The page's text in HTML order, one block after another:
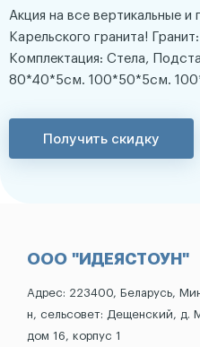
Акция на все вертикальные и
Карельского гранита!
Комплектация: Стела,
80*40*5см. 100*50*5см.
Получить скидку
ООО "ИДЕЯСТОУН"
Адрес: 223400, Беларусь,
н, сельсовет: Дещенский, д.
дом 16, корпус 1